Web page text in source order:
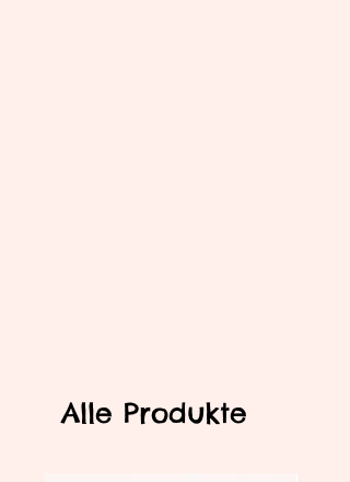
Alle Produkte